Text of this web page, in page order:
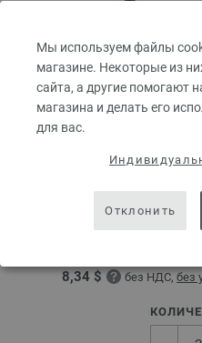
Мы используем файлы
магазине. Некоторые из
сайта, а другие помогают
магазина и делать его
для вас.
Отклонить
Круговые спицы LANA GROSSA
8,34 $ без НДС, без